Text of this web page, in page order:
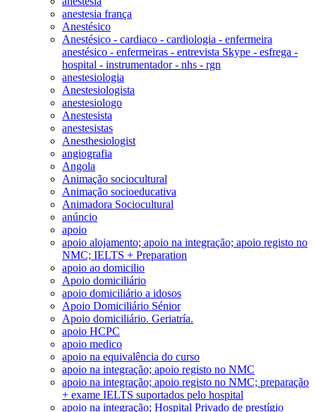
anestesia frança
Anestésico
Anestésico - cardiaco - cardiologia - enfermeira
anestésico - enfermeiras - entrevista Skype - esfrega -
hospital - instrumentador - nhs - rgn
anestesiologia
Anestesiologista
anestesiologo
Anestesista
anestesistas
Anesthesiologist
angiografia
Angola
Animação sociocultural
Animação socioeducativa
Animadora Sociocultural
anúncio
apoio
apoio alojamento; apoio na integração; apoio registo no
NMC; IELTS + Preparation
apoio ao domicilio
Apoio domiciliário
apoio domiciliário a idosos
Apoio Domiciliário Sénior
Apoio domiciliário. Geriatría.
apoio HCPC
apoio medico
apoio na equivalência do curso
apoio na integração; apoio registo no NMC
apoio na integração; apoio registo no NMC; preparação
+ exame IELTS suportados pelo hospital
apoio na integração; Hospital Privado de prestígio